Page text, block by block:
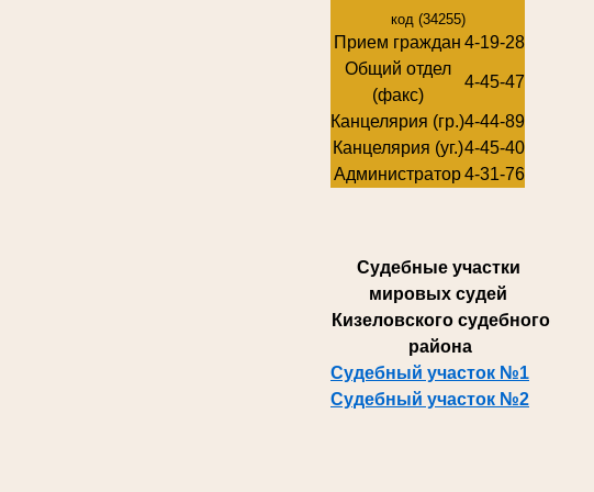
код (34255)
Прием граждан 4-19-28
Общий отдел
(факс)
4-45-47
Канцелярия (гр.)4-44-89
Канцелярия (уг.)4-45-40
Администратор4-31-76
Судебные участки
мировых судей
Кизеловского судебного
района
Судебный участок №1
Судебный участок №2